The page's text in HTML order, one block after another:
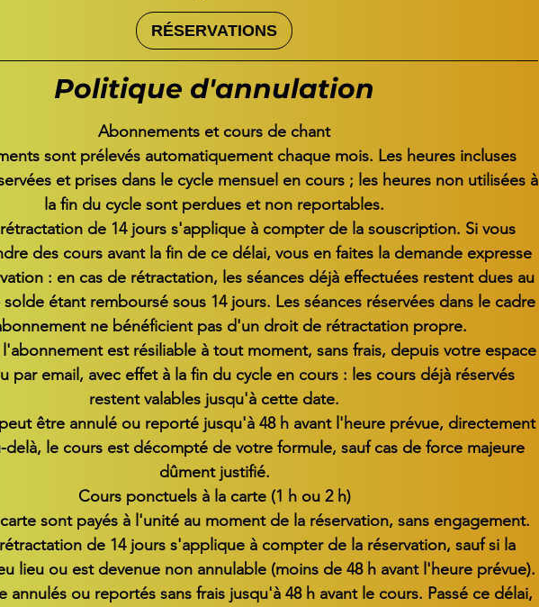
RÉSERVATIONS
Politique d'annulation
Abonnements et cours de chant
sont prélevés automatiquement chaque mois. Les heures incluses
et prises dans le cycle mensuel en cours ; les heures non utilisées à
la fin du cycle sont perdues et non reportables.
de 14 jours s'applique à compter de la souscription. Si vous
des cours avant la fin de ce délai, vous en faites la demande expresse
: en cas de rétractation, les séances déjà effectuées restent dues au
étant remboursé sous 14 jours. Les séances réservées dans le cadre
ne bénéficient pas d'un droit de rétractation propre.
l'abonnement est résiliable à tout moment, sans frais, depuis votre espace
par email, avec effet à la fin du cycle en cours : les cours déjà réservés
restent valables jusqu'à cette date.
être annulé ou reporté jusqu'à 48 h avant l'heure prévue, directement
delà, le cours est décompté de votre formule, sauf cas de force majeure
dûment justifié.
Cours ponctuels à la carte (1 h ou 2 h)
sont payés à l'unité au moment de la réservation, sans engagement.
de 14 jours s'applique à compter de la réservation, sauf si la
lieu ou est devenue non annulable (moins de 48 h avant l'heure prévue).
annulés ou reportés sans frais jusqu'à 48 h avant le cours. Passé ce délai,